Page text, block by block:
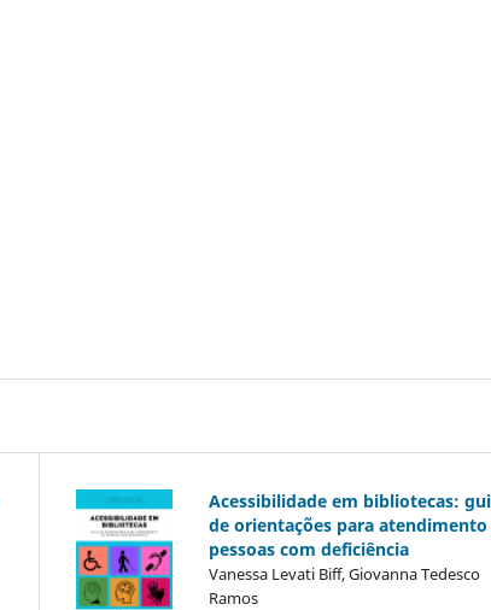
Acessibilidade em bibliotecas:
de orientações para atendimento
pessoas com deficiência
Vanessa Levati Biff, Giovanna Tedesco
Ramos